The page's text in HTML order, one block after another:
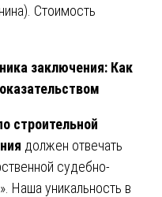
Стоимость
заключения: Как
строительной
должен отвечать
судебно-
Наша уникальность в